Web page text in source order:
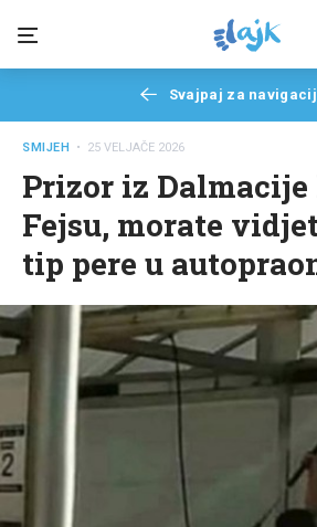
Svajpaj za
SMIJEH • 25 VELJAČE 2026
Prizor iz
Fejsu, morate
tip pere u